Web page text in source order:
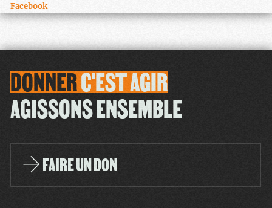
Facebook
DONNERC'ESTAGIR
AGISSONS ENSEMBLE
FAIRE UN DON